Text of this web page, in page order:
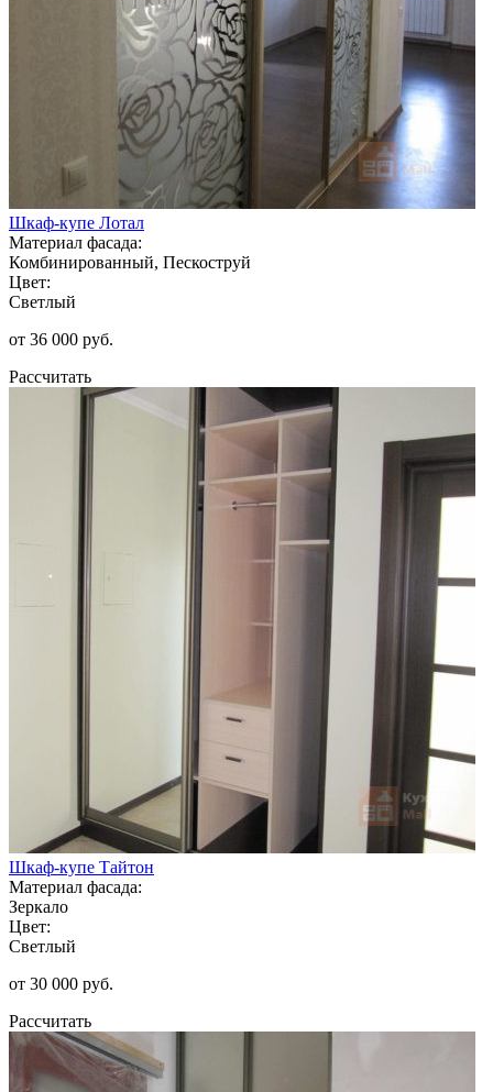
Шкаф-купе Лотал
Материал фасада:
Комбинированный, Пескоструй
Цвет:
Светлый
от 36 000 руб.
Рассчитать
Шкаф-купе Тайтон
Материал фасада:
Зеркало
Цвет:
Светлый
от 30 000 руб.
Рассчитать